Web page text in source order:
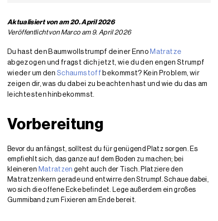
Aktualisiert von am 20. April 2026
Veröffentlicht von Marco am 9. April 2026
Du hast den Baumwollstrumpf deiner Enno Matratze
abgezogen und fragst dich jetzt, wie du den engen Strumpf
wieder um denSchaumstoff bekommst? Kein Problem, wir
zeigen dir, was du dabei zu beachten hast und wie du das am
leichtesten hinbekommst.
Vorbereitung
Bevor du anfängst, solltest du für genügend Platz sorgen. Es
empfiehlt sich, das ganze auf dem Boden zu machen; bei
kleineren Matratzen geht auch der Tisch. Platziere den
Matratzenkern gerade und entwirre den Strumpf. Schaue dabei,
wo sich die offene Ecke befindet. Lege außerdem ein großes
Gummiband zum Fixieren am Ende bereit.